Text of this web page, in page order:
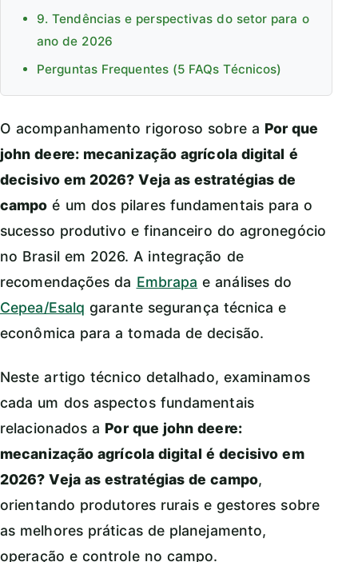
9. Tendências e perspectivas do setor para o
ano de 2026
Perguntas Frequentes (5 FAQs Técnicos)
O acompanhamento rigoroso sobre a Por que
john deere: mecanização agrícola digital é
decisivo em 2026? Veja as estratégias de
campo é um dos pilares fundamentais para o
sucesso produtivo e financeiro do agronegócio
no Brasil em 2026. A integração de
recomendações da Embrapa e análises do
Cepea/Esalq garante segurança técnica e
econômica para a tomada de decisão.
Neste artigo técnico detalhado, examinamos
cada um dos aspectos fundamentais
relacionados a Por que john deere:
mecanização agrícola digital é decisivo em
2026? Veja as estratégias de campo,
orientando produtores rurais e gestores sobre
as melhores práticas de planejamento,
operação e controle no campo.